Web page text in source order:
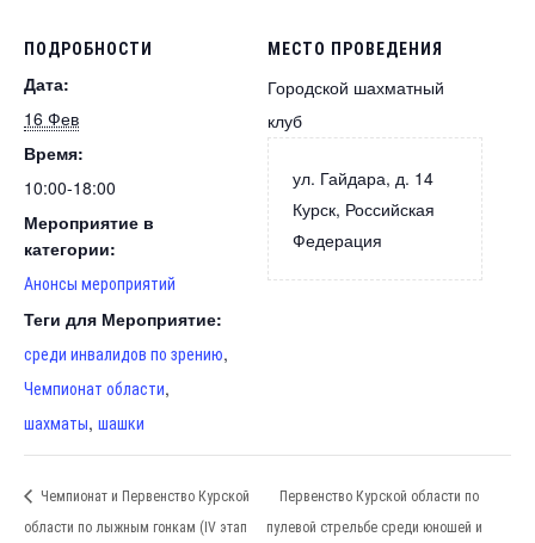
ПОДРОБНОСТИ
Дата:
16 Фев
Время:
10:00-18:00
Мероприятие в
категории:
Анонсы мероприятий
Теги для Мероприятие:
среди инвалидов по зрению,
Чемпионат области,
шахматы, шашки
МЕСТО ПРОВЕДЕНИЯ
Городской шахматный
клуб
ул. Гайдара, д. 14
Курск, Российская
Федерация
Чемпионат и Первенство Курской
области по лыжным гонкам (IV этап
Первенство Курской области по
пулевой стрельбе среди юношей и